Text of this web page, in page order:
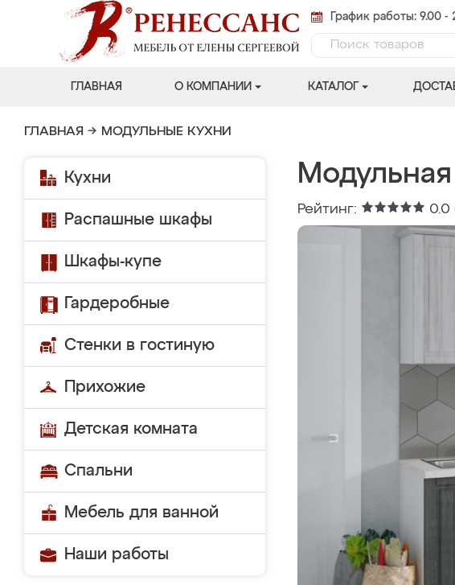
График работы: 9.00 -
ГЛАВНАЯ О КОМПАНИИ КАТАЛОГ
ГЛАВНАЯ → МОДУЛЬНЫЕ КУХНИ
Кухни
Распашные шкафы
Шкафы-купе
Гардеробные
Стенки в гостиную
Прихожие
Детская комната
Спальни
Мебель для ванной
Наши работы
Рейтинг: 0.0